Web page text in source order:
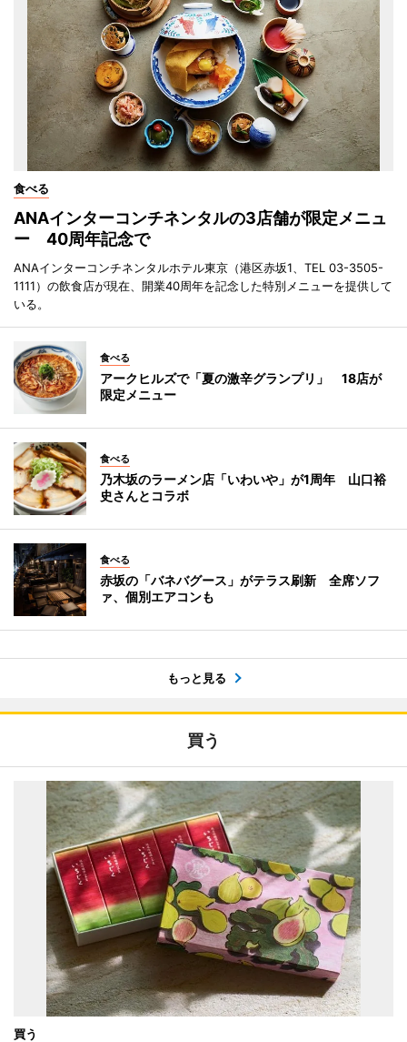
食べる
ANAインターコンチネンタルの3店舗が限定メニュ
ー 40周年記念で
ANAインターコンチネンタルホテル東京（港区赤坂1、TEL 03-3505-
1111）の飲食店が現在、開業40周年を記念した特別メニューを提供して
いる。
食べる
アークヒルズで「夏の激辛グランプリ」 18店が
限定メニュー
食べる
乃木坂のラーメン店「いわいや」が1周年 山口裕
史さんとコラボ
食べる
赤坂の「バネバグース」がテラス刷新 全席ソフ
ァ、個別エアコンも
もっと見る
買う
買う